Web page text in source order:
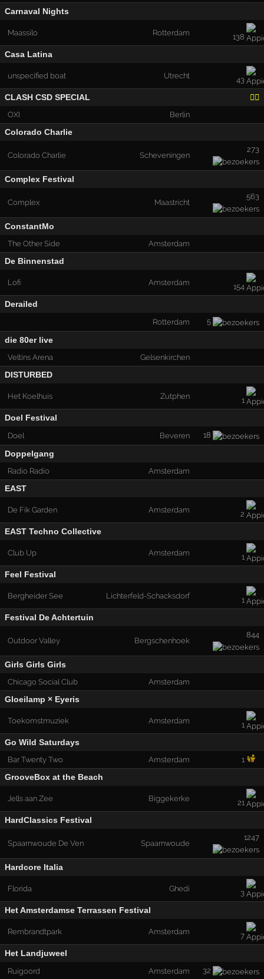
Carnaval Nights
Maassilo Rotterdam 138
Casa Latina
unspecified boat Utrecht 43
CLASH CSD SPECIAL 🏳️‍🌈
OXI Berlin
Colorado Charlie
Colorado Charlie Scheveningen
273
Complex Festival
Complex Maastricht
563
ConstantMo
The Other Side Amsterdam
De Binnenstad
Lofi Amsterdam 154
Derailed
Rotterdam 5
die 80er live
Veltins Arena Gelsenkirchen
DISTURBED
Het Koelhuis Zutphen 1
Doel Festival
Doel Beveren 18
Doppelgang
Radio Radio Amsterdam
EAST
De Fik Garden Amsterdam 2
EAST Techno Collective
Club Up Amsterdam 1
Feel Festival
Bergheider See Lichterfeld-Schacksdorf 1
Festival De Achtertuin
Outdoor Valley Bergschenhoek
844
Girls Girls Girls
Chicago Social Club Amsterdam
Gloeilamp × Eyeris
Toekomstmuziek Amsterdam 1
Go Wild Saturdays
Bar Twenty Two Amsterdam 1
GrooveBox at the Beach
Jells aan Zee Biggekerke 21
HardClassics Festival
Spaarnwoude De Ven Spaarnwoude
1247
Hardcore Italia
Florida Ghedi 3
Het Amsterdamse Terrassen Festival
Rembrandtpark Amsterdam 7
Het Landjuweel
Ruigoord Amsterdam 32